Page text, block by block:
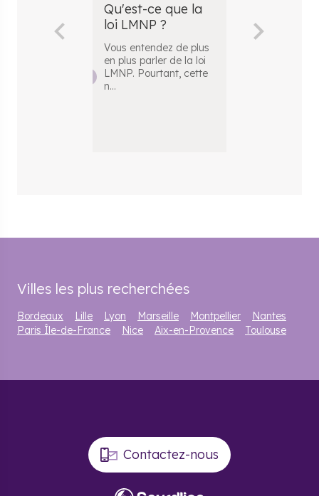
Qu'est-ce que la
loi LMNP ?
Vous entendez de plus
en plus parler de la loi
LMNP. Pourtant, cette
n...
la plus-
LMNP ?
Villes les plus recherchées
Bordeaux Lille Lyon Marseille Montpellier
Nantes
Paris Île-de-France
Nice Aix-en-Provence Toulouse
Contactez-nous